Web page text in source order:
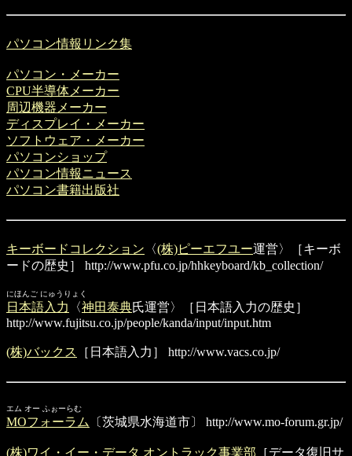
パソコン情報リンク集
パソコン・メーカー
CPU半導体メーカー
周辺機器メーカー
ディスプレイ・メーカー
ソフトウェア・メーカー
パソコンショップ
パソコン情報ニュース
パソコン書籍出版社
キーボードコレクション 〈(株)ピーエフユー運営〉［キーボ
ードの歴史］
http://www.pfu.co.jp/hhkeyboard/kb_collection/
にほんご にゅうりょく
日本語入力 〈神田泰典氏運営〉［日本語入力の歴史］
http://www.fujitsu.co.jp/people/kanda/input/input.htm
(株)バックス ［日本語入力］ http://www.vacs.co.jp/
エム オー ふぉーらむ
MOフォーラム 〔茨城県水海道市〕 http://www.mo-forum.gr.jp/
(株)ワイ・イー・データ オントラック事業部 ［データ復旧サ